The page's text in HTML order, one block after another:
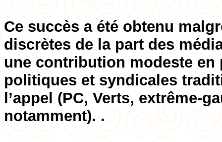
Ce succès a été obtenu
discrètes de la part des
une contribution modeste en
politiques et syndicales
l’appel (PC, Verts, extrême-
notamment). .